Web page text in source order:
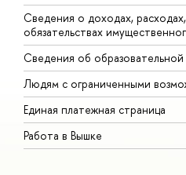
Сведения о доходах,
обязательствах
Сведения об образовательной
Людям с ограниченными
Единая платежная страница
Работа в Вышке